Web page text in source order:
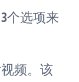
个选项来
频。该